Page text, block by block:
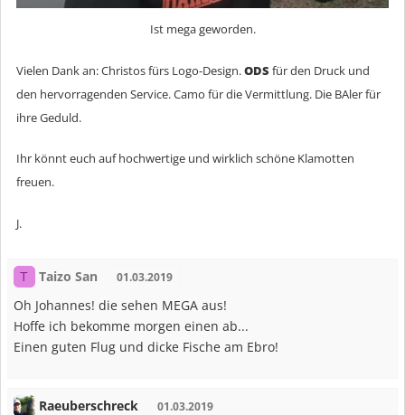
Ist mega geworden.
Vielen Dank an: Christos fürs Logo-Design.ODS für den Druck und
den hervorragenden Service. Camo für die Vermittlung. Die BAler für
ihre Geduld.
Ihr könnt euch auf hochwertige und wirklich schöne Klamotten
freuen.
J.
T Taizo San 01.03.2019
Oh Johannes! die sehen MEGA aus!
Hoffe ich bekomme morgen einen ab...
Einen guten Flug und dicke Fische am Ebro!
Raeuberschreck 01.03.2019